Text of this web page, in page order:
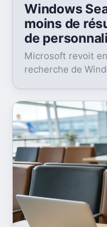
Windows
moins de
de
Microsoft revoit
recherche de